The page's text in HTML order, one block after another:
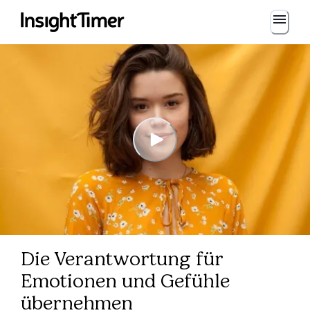
Die Verantwortung für
Emotionen und Gefühle
übernehmen